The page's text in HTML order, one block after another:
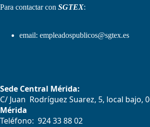
Para contactar con SGTEX:
email: empleadospublicos@sgtex.es
Sede Central Mérida:
C/ Juan Rodríguez Suarez, 5, local bajo,
Mérida
Teléfono: 924 33 88 02